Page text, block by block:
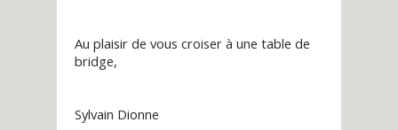
Au plaisir de vous croiser à une table de
bridge,
Sylvain Dionne